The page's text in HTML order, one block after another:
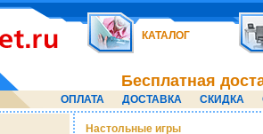
КАТАЛОГ
Бесплатная
ОПЛАТА ДОСТАВКА СКИДКА
Настольные игры